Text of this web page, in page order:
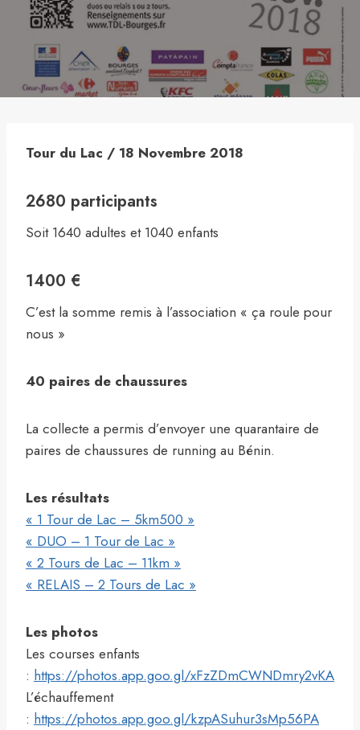
Tour du Lac / 18 Novembre 2018
2680 participants
Soit 1640 adultes et 1040 enfants
1400 €
C’est la somme remis à l’association « ça roule pour
nous »
40 paires de chaussures
La collecte a permis d’envoyer une quarantaire de
paires de chaussures de running au Bénin.
Les résultats
« 1 Tour de Lac – 5km500 »
« DUO – 1 Tour de Lac »
« 2 Tours de Lac – 11km »
« RELAIS – 2 Tours de Lac »
Les photos
Les courses enfants
: https://photos.app.goo.gl/xFzZDmCWNDmry2vKA
L’échauffement
: https://photos.app.goo.gl/kzpASuhur3sMp56PA